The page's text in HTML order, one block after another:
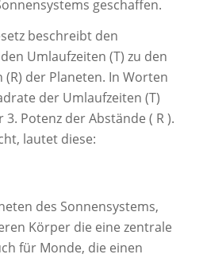
geschaffen.
beschreibt den
Umlaufzeiten (T) zu den
der Planeten. In Worten
der Umlaufzeiten (T)
Potenz der Abstände ( R ).
lautet diese:
des Sonnensystems,
Körper die eine zentrale
für Monde, die einen